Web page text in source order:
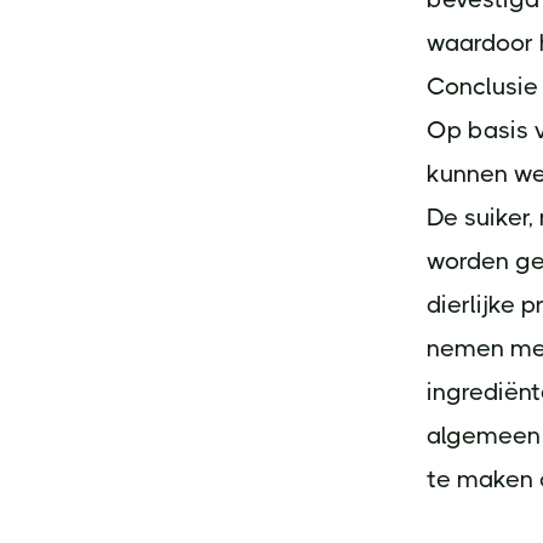
waardoor
Conclusie
Op basis
kunnen
De
worden
dierlijke
nemen
te maken